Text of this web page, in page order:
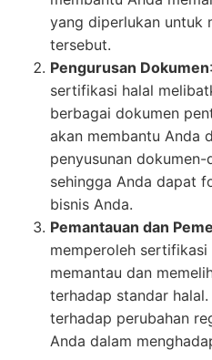
yang diperlukan untuk
tersebut.
Pengurusan Dokumen
sertifikasi halal
berbagai dokumen
akan membantu Anda
penyusunan
sehingga Anda dapat
bisnis Anda.
Pemantauan dan
memperoleh
memantau dan
terhadap standar
terhadap perubahan
Anda dalam